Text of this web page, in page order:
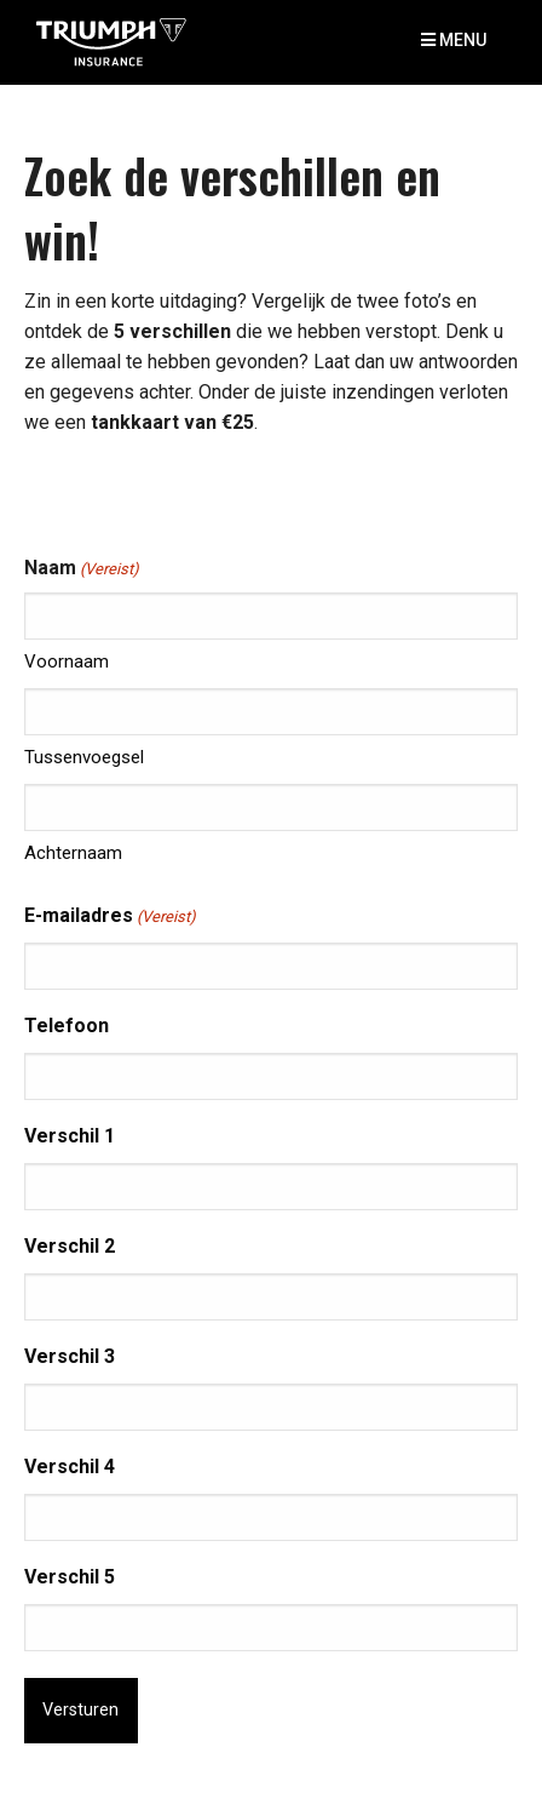
MENU
Zoek de verschillen en
win!
Zin in een korte uitdaging? Vergelijk de twee foto’s en
ontdek de 5 verschillen die we hebben verstopt. Denk u
ze allemaal te hebben gevonden? Laat dan uw antwoorden
en gegevens achter. Onder de juiste inzendingen verloten
we een tankkaart van €25.
Naam (Vereist)
Voornaam
Tussenvoegsel
Achternaam
E-mailadres (Vereist)
Telefoon
Verschil 1
Verschil 2
Verschil 3
Verschil 4
Verschil 5